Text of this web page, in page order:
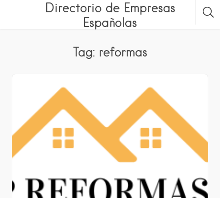
Directorio de Empresas
Españolas
Tag: reformas